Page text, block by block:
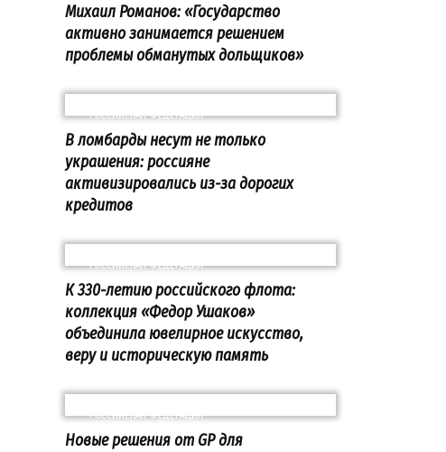
Михаил Романов: «Государство
активно занимается решением
проблемы обманутых дольщиков»
РОССИЙСКАЯ ФЕДЕРАЦИЯ
В ломбарды несут не только
украшения: россияне
активизировались из-за дорогих
кредитов
РОССИЙСКАЯ ФЕДЕРАЦИЯ
К 330-летию российского флота:
коллекция «Федор Ушаков»
объединила ювелирное искусство,
веру и историческую память
РОССИЙСКАЯ ФЕДЕРАЦИЯ
Новые решения от GP для